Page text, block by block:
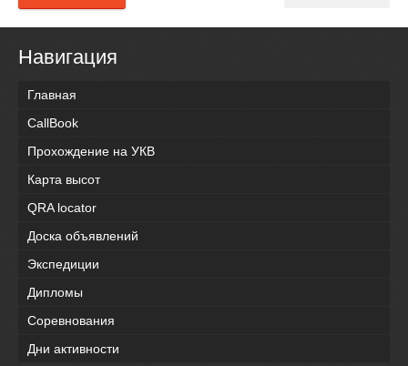
Навигация
Главная
CallBook
Прохождение на УКВ
Карта высот
QRA locator
Доска объявлений
Экспедиции
Дипломы
Соревнования
Дни активности